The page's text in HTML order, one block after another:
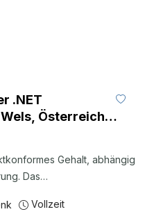
.NET
Österreich
Berufserfahrene
Gehalt, abhängig
Das
55.772,00 Euro.
Vollzeit